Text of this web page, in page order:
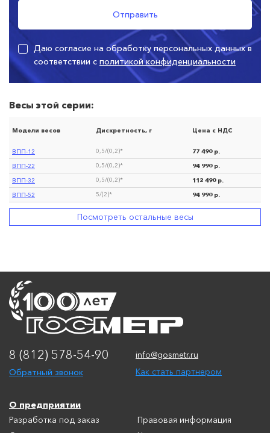
Даю согласие на обработку персональных данных в
соответствии с политикой конфиденциальности
Весы этой серии:
Модели весов Дискретность, г Цена с НДС
ВПП-12 0,5/(0,2)*
77 490 р.
ВПП-22
0,5/(0,2)*
94 990 р.
ВПП-32
0,5/(0,2)*
112 490 р.
ВПП-52
5/(2)* 94 990 р.
Посмотреть остальные весы
8 (812) 578-54-90
Обратный звонок
info@gosmetr.ru
Как стать партнером
О предприятии
Разработка под заказ
Правовая информация